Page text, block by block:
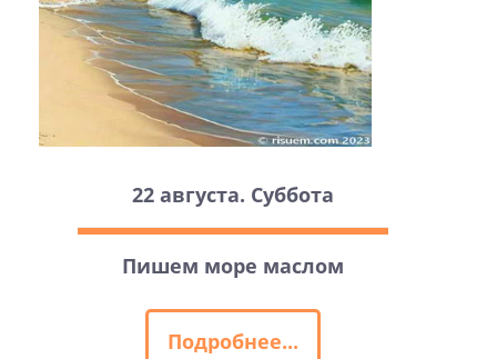
22 августа. Суббота
Пишем море маслом
Подробнее...